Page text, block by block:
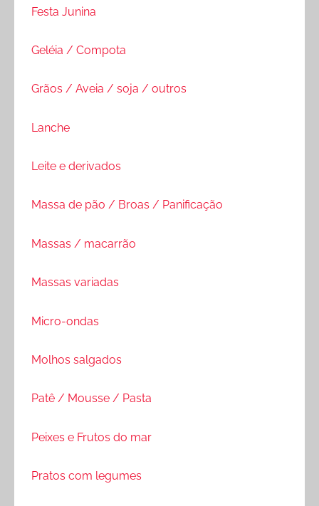
Festa Junina
Geléia / Compota
Grãos / Aveia / soja / outros
Lanche
Leite e derivados
Massa de pão / Broas / Panificação
Massas / macarrão
Massas variadas
Micro-ondas
Molhos salgados
Patê / Mousse / Pasta
Peixes e Frutos do mar
Pratos com legumes